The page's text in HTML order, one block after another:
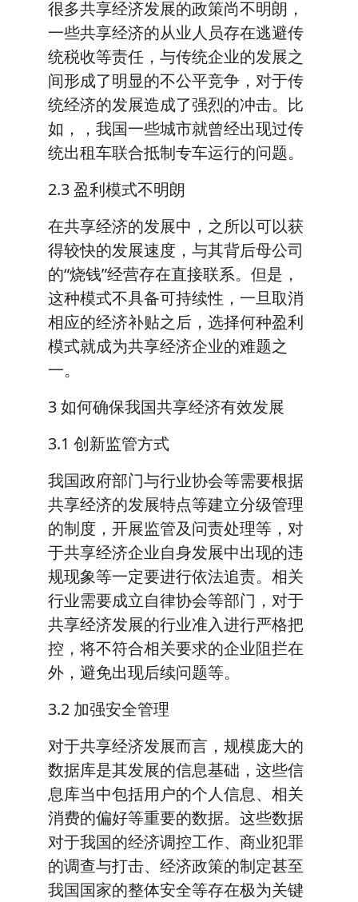
很多共享经济发展的政策尚不明朗，
一些共享经济的从业人员存在逃避传
统税收等责任，与传统企业的发展之
间形成了明显的不公平竞争，对于传
统经济的发展造成了强烈的冲击。比
如，，我国一些城市就曾经出现过传
统出租车联合抵制专车运行的问题。
2.3 盈利模式不明朗
在共享经济的发展中，之所以可以获
得较快的发展速度，与其背后母公司
的“烧钱”经营存在直接联系。但是，
这种模式不具备可持续性，一旦取消
相应的经济补贴之后，选择何种盈利
模式就成为共享经济企业的难题之
一。
3 如何确保我国共享经济有效发展
3.1 创新监管方式
我国政府部门与行业协会等需要根据
共享经济的发展特点等建立分级管理
的制度，开展监管及问责处理等，对
于共享经济企业自身发展中出现的违
规现象等一定要进行依法追责。相关
行业需要成立自律协会等部门，对于
共享经济发展的行业准入进行严格把
控，将不符合相关要求的企业阻拦在
外，避免出现后续问题等。
3.2 加强安全管理
对于共享经济发展而言，规模庞大的
数据库是其发展的信息基础，这些信
息库当中包括用户的个人信息、相关
消费的偏好等重要的数据。这些数据
对于我国的经济调控工作、商业犯罪
的调查与打击、经济政策的制定甚至
我国国家的整体安全等存在极为关键